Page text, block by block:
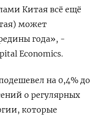
Китая всё ещё
может
года», -
Economics.
на 0,4% до
о регулярных
которые